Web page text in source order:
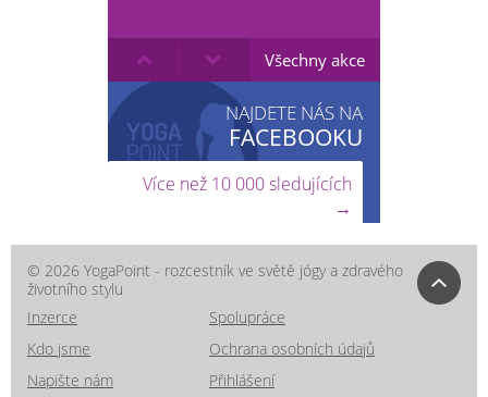
Všechny akce
NAJDETE NÁS NA
FACEBOOKU
Více než 10 000 sledujících
→
© 2026 YogaPoint - rozcestník ve světě jógy a zdravého
životního stylu
Inzerce
Spolupráce
Kdo jsme
Ochrana osobních údajů
Napište nám
Přihlášení